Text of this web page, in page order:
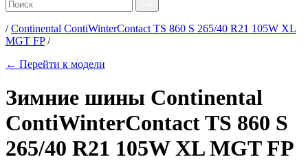
/Continental ContiWinterContact TS 860 S 265/40 R21 105W XL
MGT FP /
← Перейти к модели
Зимние шины Continental
ContiWinterContact TS 860 S
265/40 R21 105W XL MGT FP